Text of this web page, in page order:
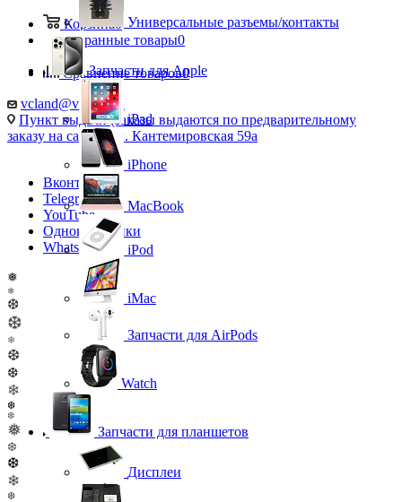
Корзина0
Избранные товары0
Сравнение товаров0
vcland@vcland.ru
Пункт выдачи (заказы выдаются по предварительному
заказу на сайте), ул. Кантемировская 59а
Вконтакте
Telegram
YouTube
Одноклассники
WhatsApp
❅
❄
❆
❆
❄
❆
❆
❄
❆
❆
❅
❆
❆
❄
❆
Универсальные разъемы/контакты
Запчасти для Apple
iPad
iPhone
MacBook
iPod
iMac
Запчасти для AirPods
Watch
Запчасти для планшетов
Дисплеи